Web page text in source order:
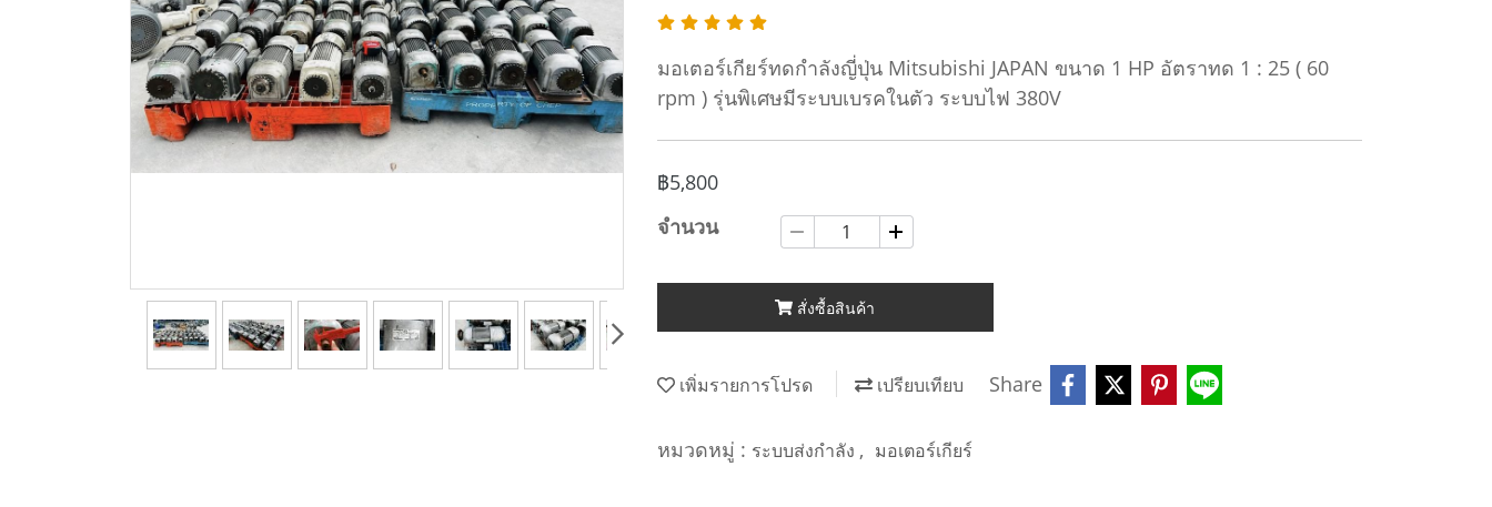
มอเตอร์เกียร์ทดกำลังญี่ปุ่น Mitsubishi JAPAN ขนาด 1 HP อัตราทด 1 : 25 ( 60
rpm ) รุ่นพิเศษมีระบบเบรคในตัว ระบบไฟ 380V
฿5,800
จำนวน
สั่งซื้อสินค้า
เพิ่มรายการโปรด เปรียบเทียบ Share
หมวดหมู่ : ระบบส่งกำลัง , มอเตอร์เกียร์